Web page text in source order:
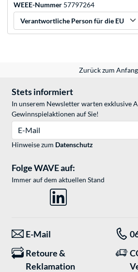
WEEE-Nummer 57797264
Verantwortliche Person für die EU
Zurück zum Anfang
Stets informiert
In unserem Newsletter warten exklusive
Gewinnspielaktionen auf Sie!
Hinweise zum Datenschutz
Folge WAVE auf:
Immer auf dem aktuellen Stand
E-Mail
Retoure &
Reklamation